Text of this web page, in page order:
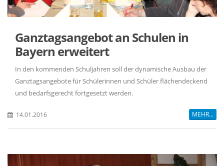
Ganztagsangebot an Schulen in
Bayern erweitert
In den kommenden Schuljahren soll der dynamische Ausbau der
Ganztagsangebote für Schülerinnen und Schüler flächendeckend
und bedarfsgerecht fortgesetzt werden.
14.01.2016 MEHR...